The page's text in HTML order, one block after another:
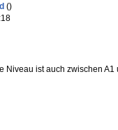
()
Niveau ist auch zwischen